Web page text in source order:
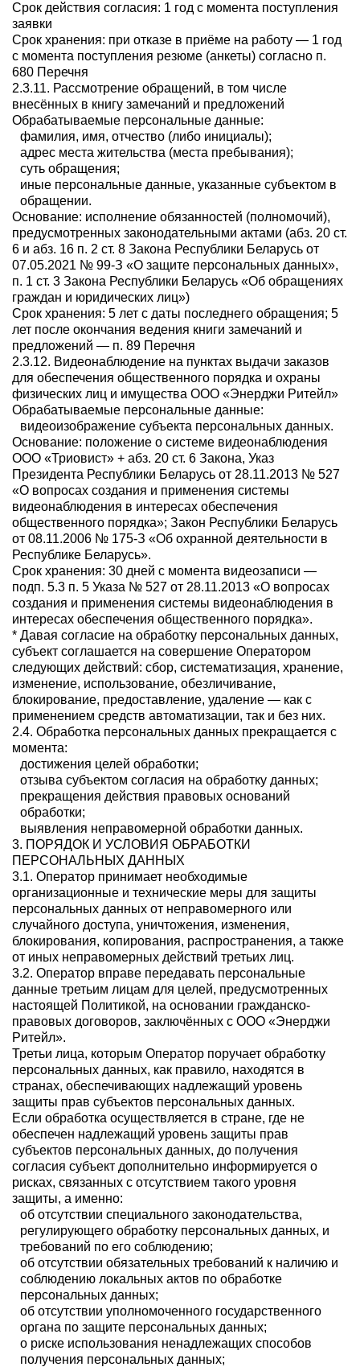
Срок действия согласия: 1 год с момента поступления
заявки
Срок хранения: при отказе в приёме на работу — 1 год
с момента поступления резюме (анкеты) согласно п.
680 Перечня
2.3.11. Рассмотрение обращений, в том числе
внесённых в книгу замечаний и предложений
Обрабатываемые персональные данные:
фамилия, имя, отчество (либо инициалы);
адрес места жительства (места пребывания);
суть обращения;
иные персональные данные, указанные субъектом в
обращении.
Основание: исполнение обязанностей (полномочий),
предусмотренных законодательными актами (абз. 20 ст.
6 и абз. 16 п. 2 ст. 8 Закона Республики Беларусь от
07.05.2021 № 99-З «О защите персональных данных»,
п. 1 ст. 3 Закона Республики Беларусь «Об обращениях
граждан и юридических лиц»)
Срок хранения: 5 лет с даты последнего обращения; 5
лет после окончания ведения книги замечаний и
предложений — п. 89 Перечня
2.3.12. Видеонаблюдение на пунктах выдачи заказов
для обеспечения общественного порядка и охраны
физических лиц и имущества ООО «Энерджи Ритейл»
Обрабатываемые персональные данные:
видеоизображение субъекта персональных данных.
Основание: положение о системе видеонаблюдения
ООО «Триовист» + абз. 20 ст. 6 Закона, Указ
Президента Республики Беларусь от 28.11.2013 № 527
«О вопросах создания и применения системы
видеонаблюдения в интересах обеспечения
общественного порядка»; Закон Республики Беларусь
от 08.11.2006 № 175-З «Об охранной деятельности в
Республике Беларусь».
Срок хранения: 30 дней с момента видеозаписи —
подп. 5.3 п. 5 Указа № 527 от 28.11.2013 «О вопросах
создания и применения системы видеонаблюдения в
интересах обеспечения общественного порядка».
* Давая согласие на обработку персональных данных,
субъект соглашается на совершение Оператором
следующих действий: сбор, систематизация, хранение,
изменение, использование, обезличивание,
блокирование, предоставление, удаление — как с
применением средств автоматизации, так и без них.
2.4. Обработка персональных данных прекращается с
момента:
достижения целей обработки;
отзыва субъектом согласия на обработку данных;
прекращения действия правовых оснований
обработки;
выявления неправомерной обработки данных.
3. ПОРЯДОК И УСЛОВИЯ ОБРАБОТКИ
ПЕРСОНАЛЬНЫХ ДАННЫХ
3.1. Оператор принимает необходимые
организационные и технические меры для защиты
персональных данных от неправомерного или
случайного доступа, уничтожения, изменения,
блокирования, копирования, распространения, а также
от иных неправомерных действий третьих лиц.
3.2. Оператор вправе передавать персональные
данные третьим лицам для целей, предусмотренных
настоящей Политикой, на основании гражданско-
правовых договоров, заключённых с ООО «Энерджи
Ритейл».
Третьи лица, которым Оператор поручает обработку
персональных данных, как правило, находятся в
странах, обеспечивающих надлежащий уровень
защиты прав субъектов персональных данных.
Если обработка осуществляется в стране, где не
обеспечен надлежащий уровень защиты прав
субъектов персональных данных, до получения
согласия субъект дополнительно информируется о
рисках, связанных с отсутствием такого уровня
защиты, а именно:
об отсутствии специального законодательства,
регулирующего обработку персональных данных, и
требований по его соблюдению;
об отсутствии обязательных требований к наличию и
соблюдению локальных актов по обработке
персональных данных;
об отсутствии уполномоченного государственного
органа по защите персональных данных;
о риске использования ненадлежащих способов
получения персональных данных;